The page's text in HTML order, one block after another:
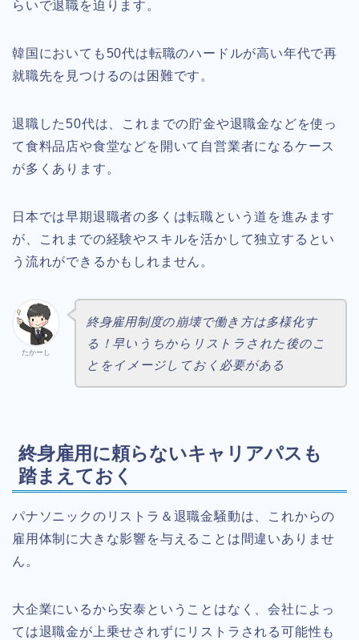
らいで退職を迫ります。
韓国においても50代は転職のハードルが高い年代で再
就職先を見つけるのは困難です。
退職した50代は、これまでの貯金や退職金などを使っ
て食料品店や食堂などを開いて自営業者になるケース
が多くあります。
日本では早期退職者の多くは転職という道を進みます
が、これまでの経験やスキルを活かして独立するとい
う流れができるかもしれません。
たかーし
終身雇用制度の崩壊で働き方は多様化す
る！早いうちからリストラされた後のこ
とをイメージしておく必要がある
終身雇用に頼らないキャリアパスも
踏まえておく
パナソニックのリストラ＆退職金騒動は、これからの
雇用体制に大きな影響を与えることは間違いありませ
ん。
大企業にいるから安泰ということはなく、会社によっ
ては退職金が上乗せされずにリストラされる可能性も